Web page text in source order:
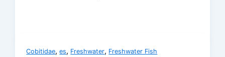
Cobitidae,es, Freshwater, Freshwater Fish